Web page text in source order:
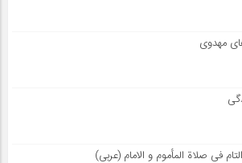
مهدوی
فی صلاة المأموم و الامام (عربی)